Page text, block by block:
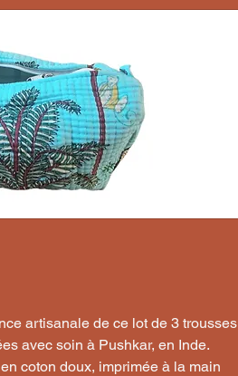
artisanale de ce lot de 3 trousses
avec soin à Pushkar, en Inde.
coton doux, imprimée à la main